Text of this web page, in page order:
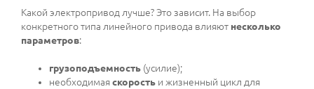
Какой электропривод лучше? Это зависит. На выбор
конкретного типа линейного привода влияют несколько
параметров:
грузоподъемность (усилие);
необходимаяскорость и жизненный цикл для